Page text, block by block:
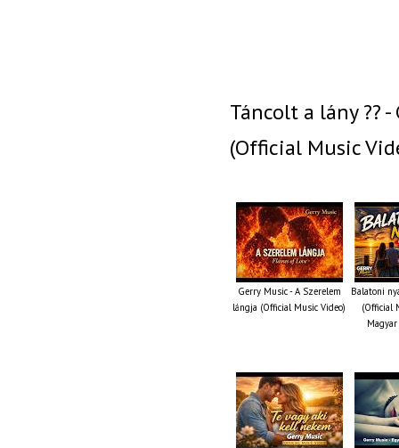
Táncolt a lány ?? -
(Official Music
Gerry Music - A Szerelem
lángja (Official Music Video)
Balatoni
(Official